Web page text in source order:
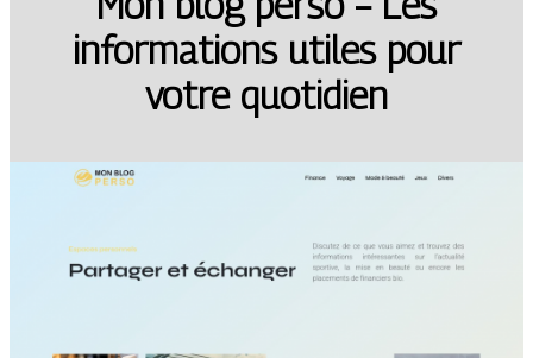
informations utiles pour
votre quotidien